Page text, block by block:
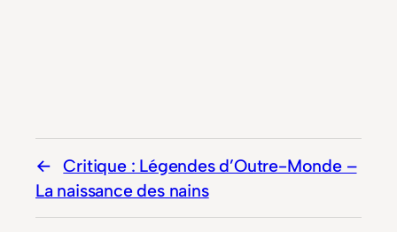
Critique : Légendes d’Outre-Monde –
La naissance des nains